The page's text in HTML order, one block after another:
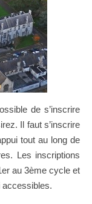
de s’inscrire
Il faut s’inscrire
tout au long de
Les inscriptions
au 3ème cycle et